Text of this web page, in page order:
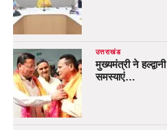
उत्तराखंड
मुख्यमंत्री ने
समस्याएं…